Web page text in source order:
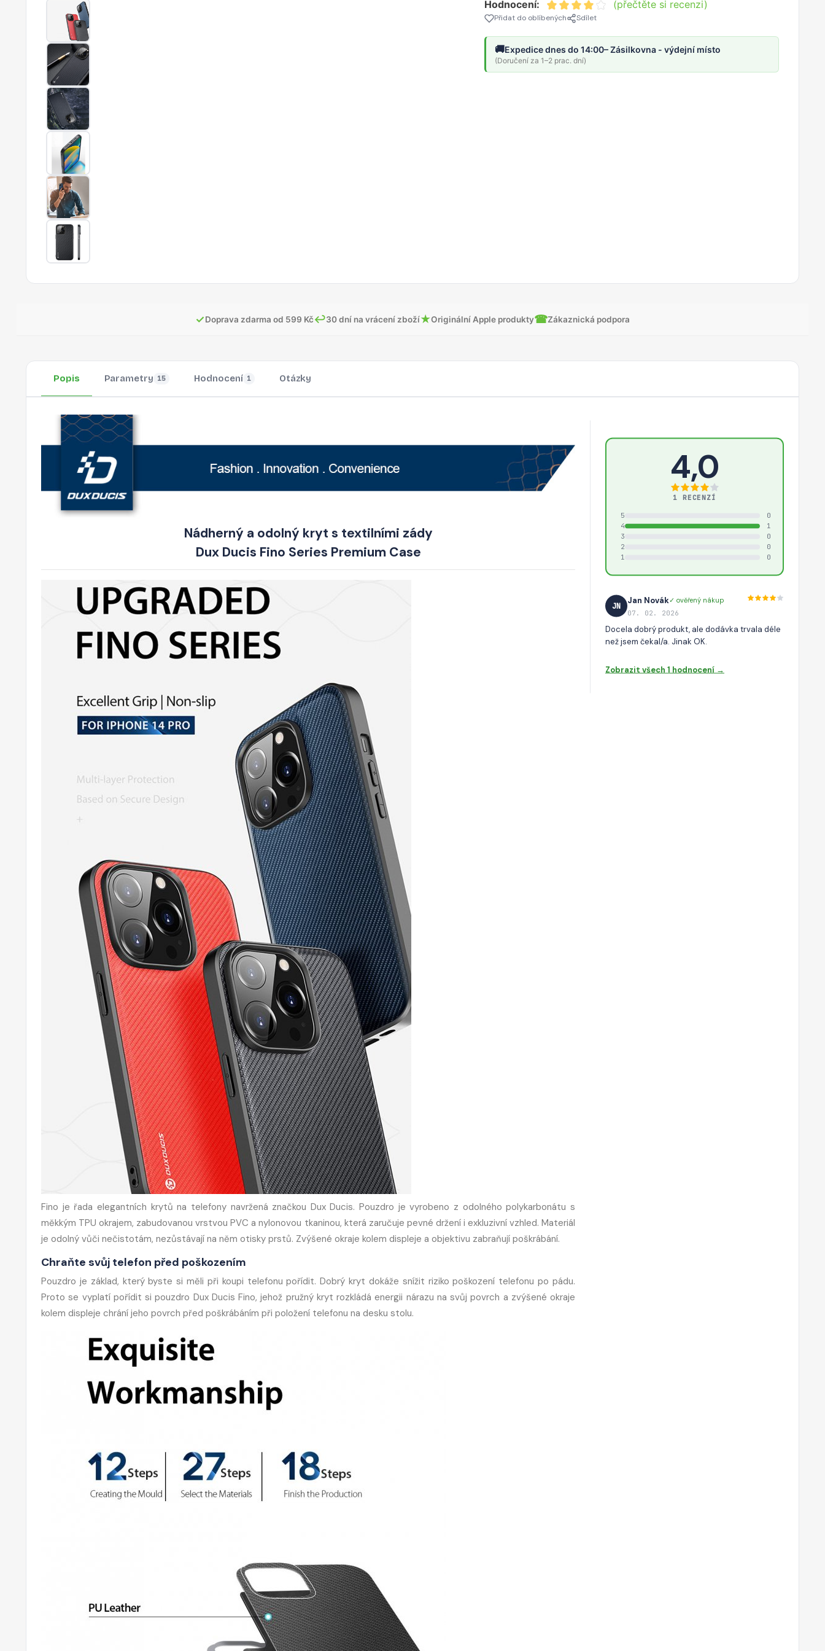
Hodnocení: (přečtěte si recenzi)
Přidat do oblíbených Sdílet
🚚Expedice dnes do 14:00– Zásilkovna - výdejní místo
(Doručení za 1–2 prac. dní)
✓Doprava zdarma od 599 Kč↩30 dní na vrácení zboží★Originální Apple produkty☎Zákaznická podpora
Popis Parametry 15 Hodnocení 1 Otázky
Nádherný a odolný kryt s textilními zády
Dux Ducis Fino Series Premium Case
Fino je řada elegantních krytů na telefony navržená značkou Dux Ducis. Pouzdro je vyrobeno z odolného polykarbonátu s
měkkým TPU okrajem, zabudovanou vrstvou PVC a nylonovou tkaninou, která zaručuje pevné držení i exkluzivní vzhled. Materiál
je odolný vůči nečistotám, nezůstávají na něm otisky prstů. Zvýšené okraje kolem displeje a objektivu zabraňují poškrábání.
Chraňte svůj telefon před poškozením
Pouzdro je základ, který byste si měli při koupi telefonu pořídit. Dobrý kryt dokáže snížit riziko poškození telefonu po pádu.
Proto se vyplatí pořídit si pouzdro Dux Ducis Fino, jehož pružný kryt rozkládá energii nárazu na svůj povrch a zvýšené okraje
kolem displeje chrání jeho povrch před poškrábáním při položení telefonu na desku stolu.
4,0
1 RECENZÍ
5
0
4
1
3
0
2
0
1
0
JN
Jan Novák✓ ověřený nákup
07. 02. 2026
Docela dobrý produkt, ale dodávka trvala déle
než jsem čekal/a. Jinak OK.
Zobrazit všech 1 hodnocení →